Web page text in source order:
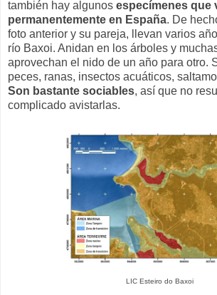
también hay algunos especímenes que
permanentemente en España. De
foto anterior y su pareja, llevan varios
río Baxoi. Anidan en los árboles y
aprovechan el nido de un año para otro.
peces, ranas, insectos acuáticos,
Son bastante sociables, así que no
complicado avistarlas.
LIC Esteiro do Baxoi